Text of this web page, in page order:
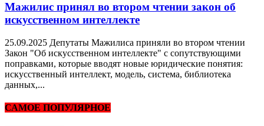
Мажилис принял во втором чтении закон об
искусственном интеллекте
25.09.2025 Депутаты Мажилиса приняли во втором чтении
Закон "Об искусственном интеллекте" с сопутствующими
поправками, которые вводят новые юридические понятия:
искусственный интеллект, модель, система, библиотека
данных,...
САМОЕ ПОПУЛЯРНОЕ